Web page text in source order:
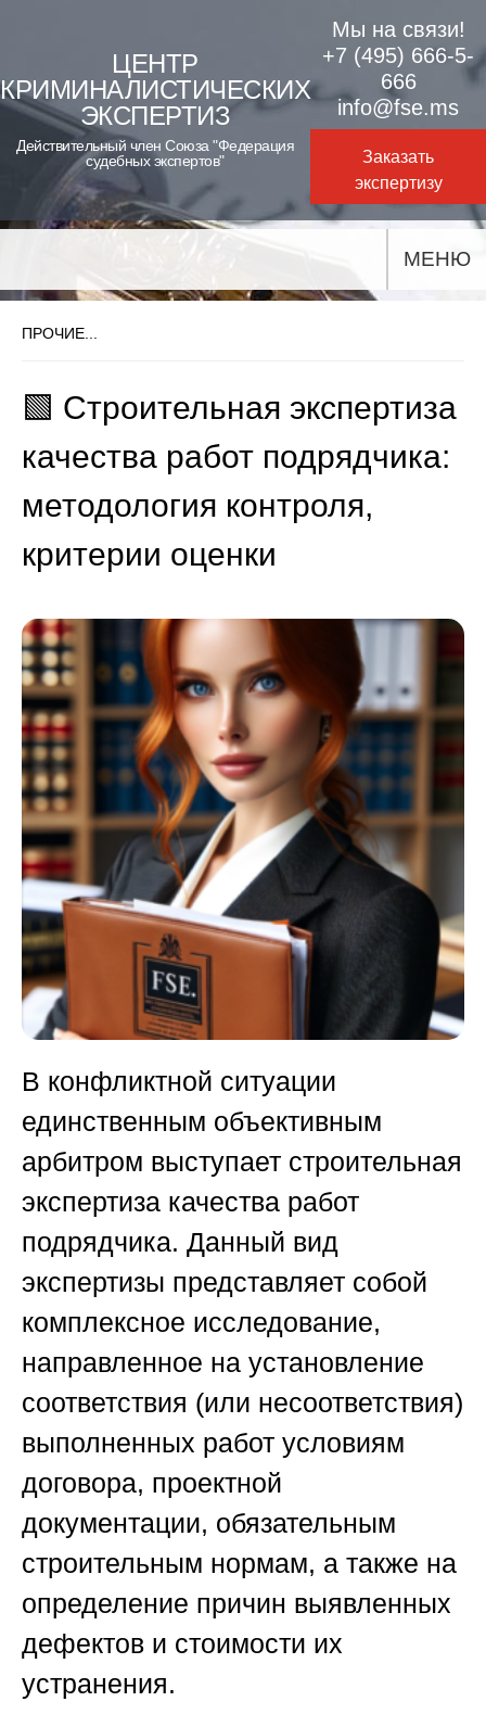
content
ЦЕНТР
КРИМИНАЛИСТИЧЕСКИХ
ЭКСПЕРТИЗ
Действительный член Союза "Федерация
судебных экспертов"
Мы на связи!
+7 (495) 666-5-
666
info@fse.ms
Заказать
экспертизу
МЕНЮ
ПРОЧИЕ...
🟩 Строительная экспертиза
качества работ подрядчика:
методология контроля,
критерии оценки
В конфликтной ситуации
единственным объективным
арбитром выступает строительная
экспертиза качества работ
подрядчика. Данный вид
экспертизы представляет собой
комплексное исследование,
направленное на установление
соответствия (или несоответствия)
выполненных работ условиям
договора, проектной
документации, обязательным
строительным нормам, а также на
определение причин выявленных
дефектов и стоимости их
устранения.